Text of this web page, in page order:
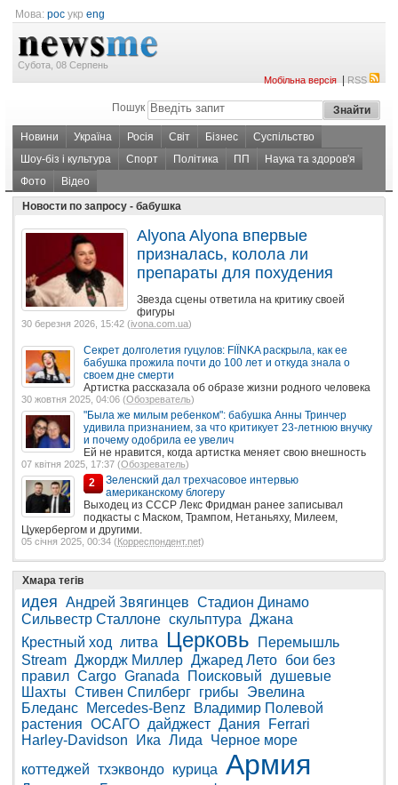
Мова: рос укр eng
Субота, 08 Серпень
Мобільна версія|RSS
Пошук
Новини Україна Росія Світ Бізнес
Суспільство
Шоу-біз і культура
Спорт Політика ПП
Наука та здоров'я
Фото
Відео
Новости по запросу - бабушка
Alyona Alyona впервые
призналась, колола ли
препараты для похудения
Звезда сцены ответила на критику своей
фигуры
30 березня 2026, 15:42 (ivona.com.ua)
Секрет долголетия гуцулов: FIЇNKA раскрыла, как ее
бабушка прожила почти до 100 лет и откуда знала о
своем дне смерти
Артистка рассказала об образе жизни родного человека
30 жовтня 2025, 04:06 (Обозреватель)
"Была же милым ребенком": бабушка Анны Тринчер
удивила признанием, за что критикует 23-летнюю внучку
и почему одобрила ее увелич
Ей не нравится, когда артистка меняет свою внешность
07 квітня 2025, 17:37 (Обозреватель)
2
Зеленский дал трехчасовое интервью
американскому блогеру
Выходец из СССР Лекс Фридман ранее записывал
подкасты с Маском, Трампом, Нетаньяху, Милеем,
Цукербергом и другими.
05 січня 2025, 00:34 (Корреспондент.net)
Хмара тегів
идея Андрей Звягинцев Стадион Динамо
Сильвестр Сталлоне скульптура Джана
Крестный ход
литва Церковь
Перемышль
Stream Джордж Миллер Джаред Лето бои без
правил Cargo Granada Поисковый
душевые
Шахты Стивен Спилберг грибы
Эвелина
Бледанс
Mercedes-Benz
Владимир Полевой
растения ОСАГО дайджест Дания
Ferrari
Harley-Davidson
Ика Лида
Черное море
коттеджей тхэквондо курица Армия